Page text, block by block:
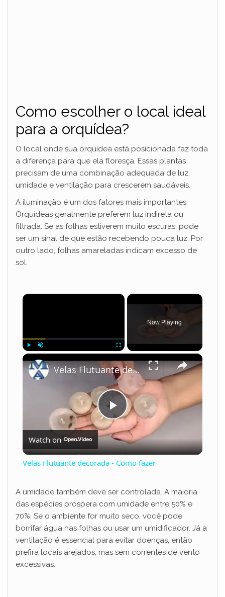
Como escolher o local ideal
para a orquídea?
O local onde sua orquídea está posicionada faz toda
a diferença para que ela floresça. Essas plantas
precisam de uma combinação adequada de luz,
umidade e ventilação para crescerem saudáveis.
A iluminação é um dos fatores mais importantes.
Orquídeas geralmente preferem luz indireta ou
filtrada. Se as folhas estiverem muito escuras, pode
ser um sinal de que estão recebendo pouca luz. Por
outro lado, folhas amareladas indicam excesso de
sol.
×
Now Playing
×
P
l
y
V
Velas Flutuante decorada - Como fazer
Watch on
Velas Flutuante decorada - Como fazer
A umidade também deve ser controlada. A maioria
das espécies prospera com umidade entre 50% e
70%. Se o ambiente for muito seco, você pode
borrifar água nas folhas ou usar um umidificador. Já a
ventilação é essencial para evitar doenças, então
prefira locais arejados, mas sem correntes de vento
excessivas.